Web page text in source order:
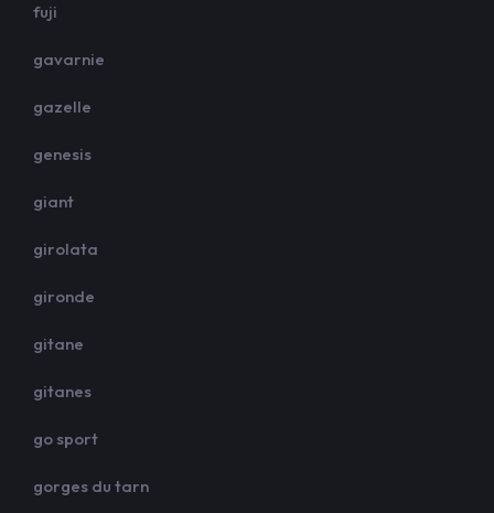
fuji
gavarnie
gazelle
genesis
giant
girolata
gironde
gitane
gitanes
go sport
gorges du tarn